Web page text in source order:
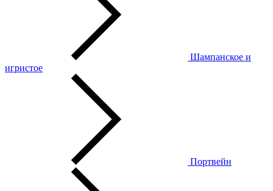
Шампанское и
игристое
Портвейн